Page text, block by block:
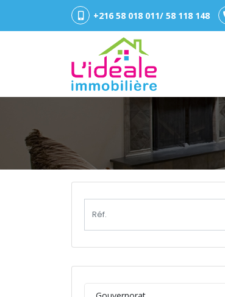
+216 58 018 011/ 58 118 148